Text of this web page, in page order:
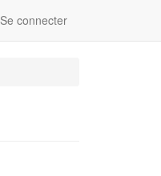
Se connecter